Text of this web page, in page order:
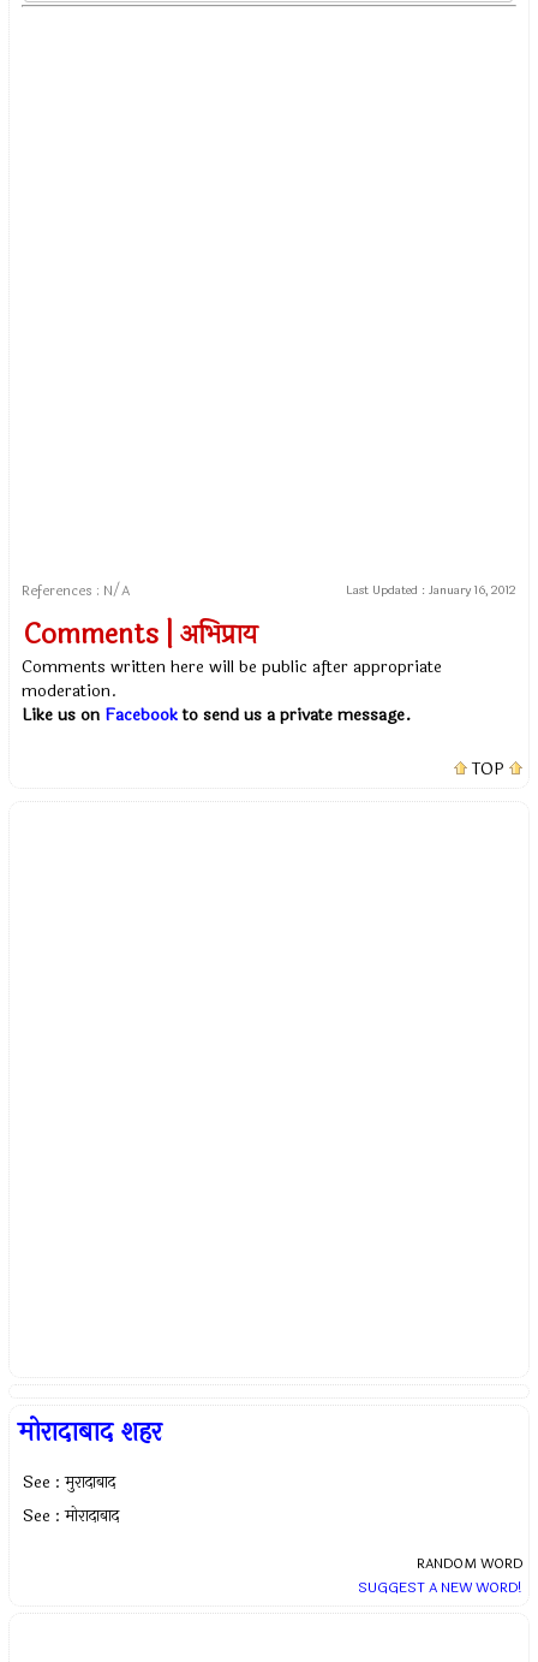
References : N/A Last Updated : January 16, 2012
Comments | अभिप्राय
Comments written here will be public after appropriate
moderation.
Like us on Facebookto send us a private message.
TOP
मोरादाबाद शहर
See : मुरादाबाद
See : मोरादाबाद
RANDOM WORD
SUGGEST A NEW WORD!